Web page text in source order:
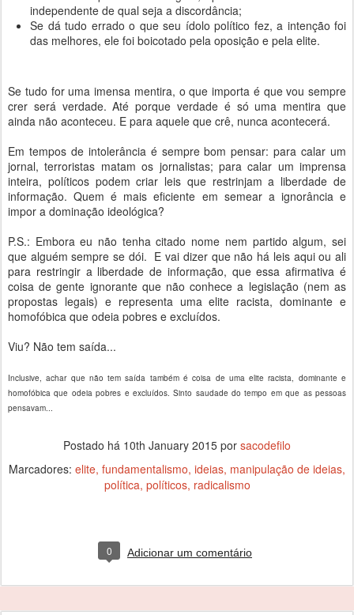
independente de qual seja a discordância;
Se dá tudo errado o que seu ídolo político fez, a intenção foi
das melhores, ele foi boicotado pela oposição e pela elite.
Se tudo for uma imensa mentira, o que importa é que vou sempre
crer será verdade. Até porque verdade é só uma mentira que
ainda não aconteceu. E para aquele que crê, nunca acontecerá.
Em tempos de intolerância é sempre bom pensar: para calar um
jornal, terroristas matam os jornalistas; para calar um imprensa
inteira, políticos podem criar leis que restrinjam a liberdade de
informação. Quem é mais eficiente em semear a ignorância e
impor a dominação ideológica?
P.S.: Embora eu não tenha citado nome nem partido algum, sei
que alguém sempre se dói. E vai dizer que não há leis aqui ou ali
para restringir a liberdade de informação, que essa afirmativa é
coisa de gente ignorante que não conhece a legislação (nem as
propostas legais) e representa uma elite racista, dominante e
homofóbica que odeia pobres e excluídos.
Viu? Não tem saída...
Inclusive, achar que não tem saída também é coisa de uma elite racista, dominante e
homofóbica que odeia pobres e excluídos. Sinto saudade do tempo em que as pessoas
pensavam...
Postado há 10th January 2015 por sacodefilo
Marcadores: elite fundamentalismo ideias manipulação de ideias
política políticos radicalismo
0 Adicionar um comentário